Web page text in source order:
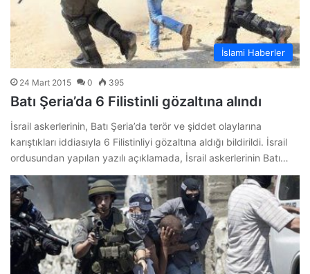
İslami Haberler
24 Mart 2015 0 395
Batı Şeria’da 6 Filistinli gözaltına alındı
İsrail askerlerinin, Batı Şeria’da terör ve şiddet olaylarına
karıştıkları iddiasıyla 6 Filistinliyi gözaltına aldığı bildirildi. İsrail
ordusundan yapılan yazılı açıklamada, İsrail askerlerinin Batı…